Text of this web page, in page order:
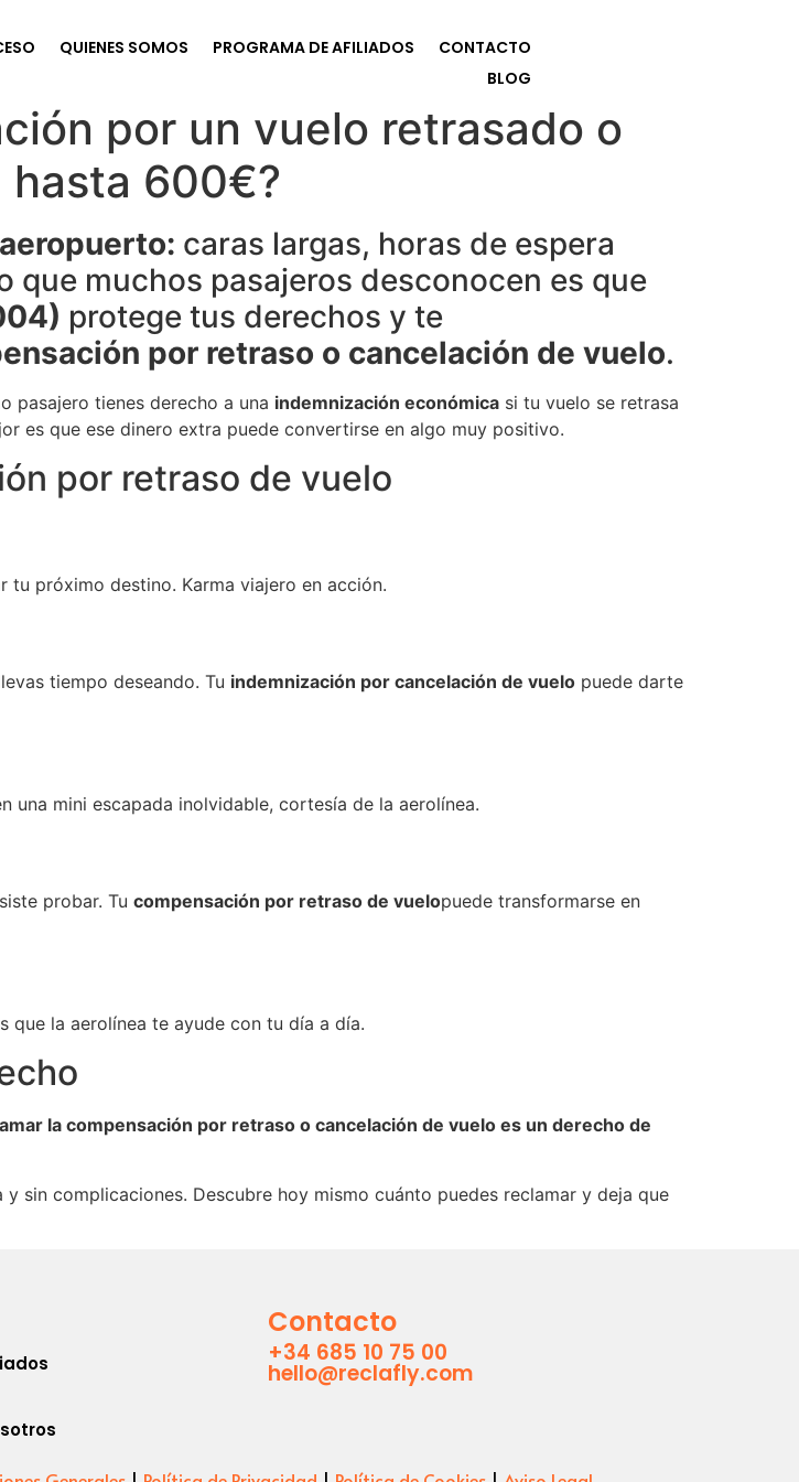
QUIENES SOMOS PROGRAMA DE AFILIADOS
CONTACTO
BLOG
por un vuelo retrasado o
600€?
caras largas, horas de espera
que muchos pasajeros desconocen es que
protege tus derechos y te
por retraso o cancelación de vuelo.
pasajero tienes derecho a una indemnización económica si tu vuelo se retrasa
es que ese dinero extra puede convertirse en algo muy positivo.
por retraso de vuelo
tu próximo destino. Karma viajero en acción.
tiempo deseando. Tu indemnización por cancelación de vuelo puede darte
mini escapada inolvidable, cortesía de la aerolínea.
probar. Tu compensación por retraso de vuelopuede transformarse en
que la aerolínea te ayude con tu día a día.
la compensación por retraso o cancelación de vuelo es un derecho de
sin complicaciones. Descubre hoy mismo cuánto puedes reclamar y deja que
Contacto
+34 685 10 75 00
hello@reclafly.com